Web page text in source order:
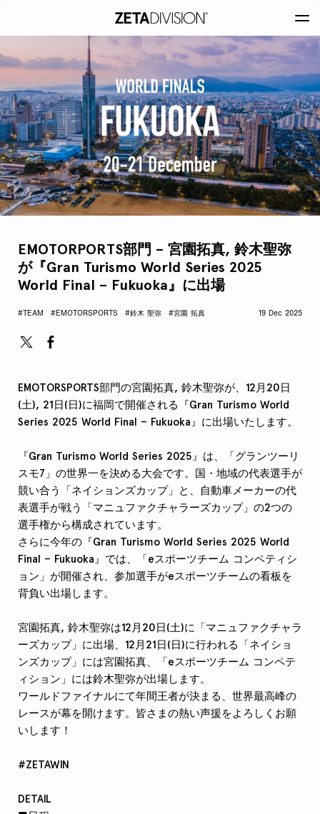
EMOTORPORTS部門 – 宮園拓真, 鈴木聖弥
が『Gran Turismo World Series 2025
World Final – Fukuoka』に出場
#TEAM #EMOTORSPORTS #鈴木 聖弥 #宮園 拓真 19 Dec 2025
EMOTORSPORTS部門の宮園拓真, 鈴木聖弥が、12月20日
(土), 21日(日)に福岡で開催される『Gran Turismo World
Series 2025 World Final – Fukuoka』に出場いたします。
『Gran Turismo World Series 2025』は、「グランツーリ
スモ7」の世界一を決める大会です。国・地域の代表選手が
競い合う「ネイションズカップ」と、自動車メーカーの代
表選手が戦う「マニュファクチャラーズカップ」の2つの
選手権から構成されています。
さらに今年の『Gran Turismo World Series 2025 World
Final – Fukuoka』では、「eスポーツチーム コンペティシ
ョン」が開催され、参加選手がeスポーツチームの看板を
背負い出場します。
宮園拓真, 鈴木聖弥は12月20日(土)に「マニュファクチャラ
ーズカップ」に出場、12月21日(日)に行われる「ネイショ
ンズカップ」には宮園拓真、「eスポーツチーム コンペテ
ィション」には鈴木聖弥が出場します。
ワールドファイナルにて年間王者が決まる、世界最高峰の
レースが幕を開けます。皆さまの熱い声援をよろしくお願
いします！
#ZETAWIN
DETAIL